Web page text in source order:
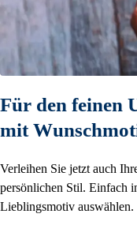
Für den feinen
mit
Verleihen Sie jetzt auch
persönlichen Stil. Einfach
Lieblingsmotiv auswählen.